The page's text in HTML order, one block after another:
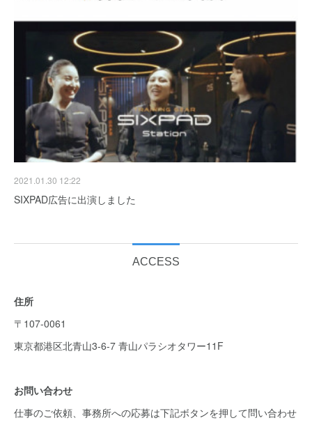
2021.01.30 12:22
SIXPAD広告に出演しました
ACCESS
住所
〒107-0061
東京都港区北青山3-6-7 青山パラシオタワー11F
お問い合わせ
仕事のご依頼、事務所への応募は下記ボタンを押して問い合わせ